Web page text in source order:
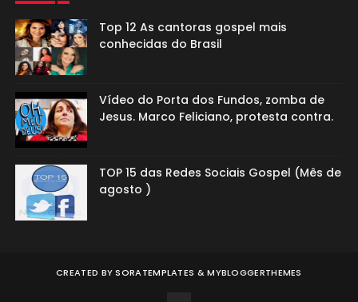
Top 12 As cantoras gospel mais
conhecidas do Brasil
Vídeo do Porta dos Fundos, zomba de
Jesus. Marco Feliciano, protesta contra.
TOP 15 das Redes Sociais Gospel (Mês de
agosto )
CREATED BYSORATEMPLATES &MYBLOGGERTHEMES